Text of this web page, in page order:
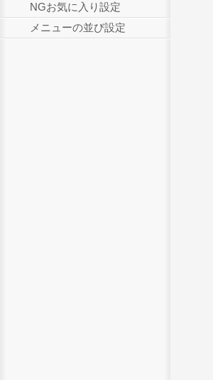
NGお気に入り設定
メニューの並び設定